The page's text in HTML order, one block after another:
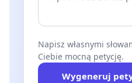
Napisz własnymi
Ciebie mocną petycję.
Wygeneruj